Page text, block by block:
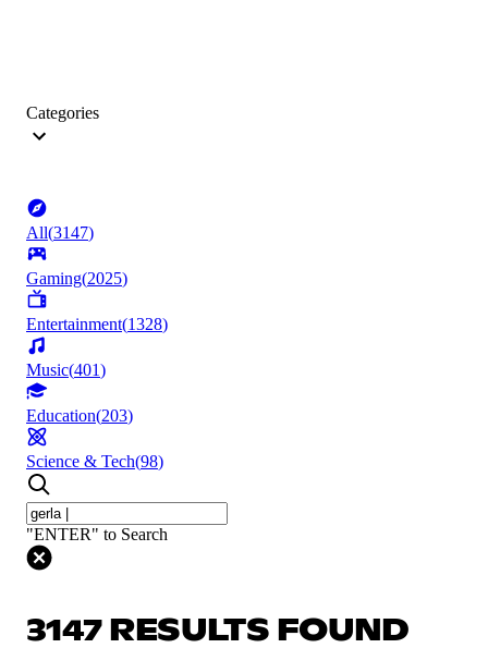
Categories
All(3147)
Gaming(2025)
Entertainment(1328)
Music(401)
Education(203)
Science & Tech(98)
"ENTER" to Search
3147 RESULTS FOUND